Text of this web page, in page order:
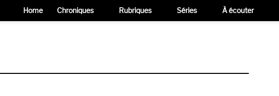
Home Chroniques Rubriques Séries À écouter